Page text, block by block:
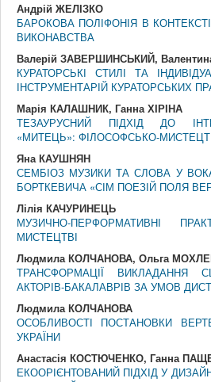
Андрій ЖЕЛІЗКО
БАРОКОВА ПОЛІФОНІЯ В
ВИКОНАВСТВА
Валерій ЗАВЕРШИНСЬКИЙ,
КУРАТОРСЬКІ СТИЛІ ТА
ІНСТРУМЕНТАРІЙ КУРАТОРСЬКИХ
Марія КАЛАШНИК, Ганна ХІРІНА
ТЕЗАУРУСНИЙ ПІДХІД ДО
«МИТЕЦЬ»: ФІЛОСОФСЬКО-
Яна КАУШНЯН
СЕМБІОЗ МУЗИКИ ТА СЛОВА У
БОРТКЕВИЧА «СІМ ПОЕЗІЙ ПОЛЯ
Лілія КАЧУРИНЕЦЬ
МУЗИЧНО-ПЕРФОРМАТИВНІ
МИСТЕЦТВІ
Людмила КОЛЧАНОВА, Ольга
ТРАНСФОРМАЦІЇ ВИКЛАДАННЯ
АКТОРІВ-БАКАЛАВРІВ ЗА УМОВ
Людмила КОЛЧАНОВА
ОСОБЛИВОСТІ ПОСТАНОВКИ
УКРАЇНИ
Анастасія КОСТЮЧЕНКО, Ганна
ЕКООРІЄНТОВАНИЙ ПІДХІД У